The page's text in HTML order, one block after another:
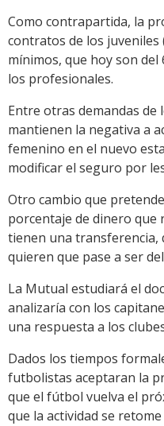
Como contrapartida, la
contratos de los juveniles
mínimos, que hoy son del
los profesionales.
Entre otras demandas de
mantienen la negativa a
femenino en el nuevo
modificar el seguro por
Otro cambio que
porcentaje de dinero que
tienen una transferencia,
quieren que pase a ser del
La Mutual estudiará el
analizaría con los
una respuesta a los
Dados los tiempos
futbolistas aceptaran la
que el fútbol vuelva el
que la actividad se